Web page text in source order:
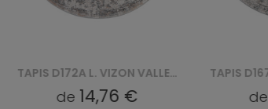
TAPIS D172A L. VIZON VALLEY ROUND - SZARY
14,76 € 14,76 €